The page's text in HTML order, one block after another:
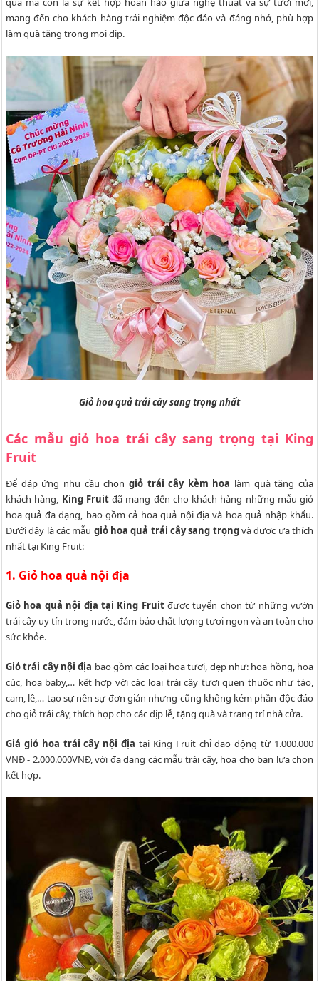
mang đến cho khách hàng trải nghiệm độc đáo và đáng nhớ, phù hợp
làm quà tặng trong mọi dịp.
Giỏ hoa quả trái cây sang trọng nhất
Các mẫu giỏ hoa trái cây sang trọng tại King
Fruit
Để đáp ứng nhu cầu chọn giỏ trái cây kèm hoa làm quà tặng của
khách hàng, King Fruitđã mang đến cho khách hàng những mẫu giỏ
hoa quả đa dạng, bao gồm cả hoa quả nội địa và hoa quả nhập khẩu.
Dưới đây là các mẫu giỏ hoa quả trái cây sang trọngvà được ưa thích
nhất tại King Fruit:
1. Giỏ hoa quả nội địa
Giỏ hoa quả nội địa tại King Fruitđược tuyển chọn từ những vườn
trái cây uy tín trong nước, đảm bảo chất lượng tươi ngon và an toàn cho
sức khỏe.
Giỏ trái cây nội địa bao gồm các loại hoa tươi, đẹp như: hoa hồng, hoa
cúc, hoa baby,… kết hợp với các loại trái cây tươi quen thuộc như táo,
cam, lê,… tạo sự nên sự đơn giản nhưng cũng không kém phần độc đáo
cho giỏ trái cây, thích hợp cho các dịp lễ, tặng quà và trang trí nhà cửa.
Giá giỏ hoa trái cây nội địa tại King Fruit chỉ dao động từ 1.000.000
VNĐ - 2.000.000VNĐ, với đa dạng các mẫu trái cây, hoa cho bạn lựa chọn
kết hợp.